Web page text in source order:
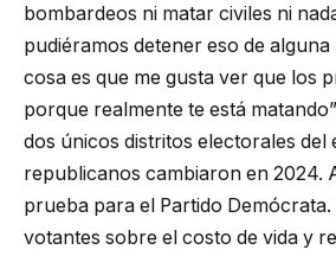
bombardeos ni matar civiles ni
pudiéramos detener eso de
cosa es que me gusta ver que los
porque realmente te está
dos únicos distritos electorales del
republicanos cambiaron en 2024.
prueba para el Partido Demócrata.
votantes sobre el costo de vida y